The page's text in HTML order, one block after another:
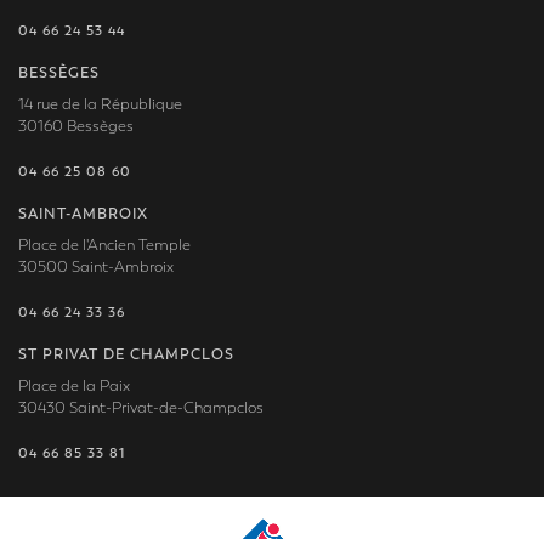
04 66 24 53 44
BESSÈGES
14 rue de la République
30160 Bessèges
04 66 25 08 60
SAINT-AMBROIX
Place de l'Ancien Temple
30500 Saint-Ambroix
04 66 24 33 36
ST PRIVAT DE CHAMPCLOS
Place de la Paix
30430 Saint-Privat-de-Champclos
04 66 85 33 81